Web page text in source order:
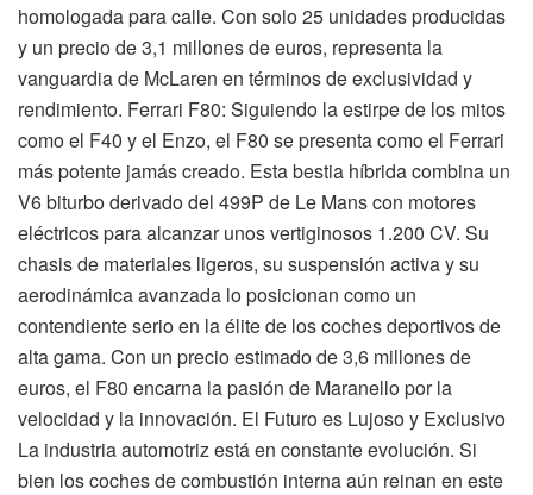
homologada para calle. Con solo 25 unidades producidas
y un precio de 3,1 millones de euros, representa la
vanguardia de McLaren en términos de exclusividad y
rendimiento. Ferrari F80: Siguiendo la estirpe de los mitos
como el F40 y el Enzo, el F80 se presenta como el Ferrari
más potente jamás creado. Esta bestia híbrida combina un
V6 biturbo derivado del 499P de Le Mans con motores
eléctricos para alcanzar unos vertiginosos 1.200 CV. Su
chasis de materiales ligeros, su suspensión activa y su
aerodinámica avanzada lo posicionan como un
contendiente serio en la élite de los coches deportivos de
alta gama. Con un precio estimado de 3,6 millones de
euros, el F80 encarna la pasión de Maranello por la
velocidad y la innovación. El Futuro es Lujoso y Exclusivo
La industria automotriz está en constante evolución. Si
bien los coches de combustión interna aún reinan en este